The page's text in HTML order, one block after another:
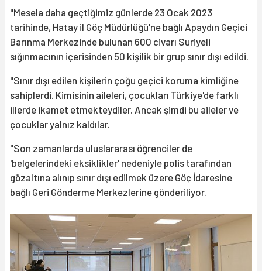
"Mesela daha geçtiğimiz günlerde 23 Ocak 2023
tarihinde, Hatay il Göç Müdürlüğü'ne bağlı Apaydın Geçici
Barınma Merkezinde bulunan 600 civarı Suriyeli
sığınmacının içerisinden 50 kişilik bir grup sınır dışı edildi.
"Sınır dışı edilen kişilerin çoğu geçici koruma kimliğine
sahiplerdi. Kimisinin aileleri, çocukları Türkiye'de farklı
illerde ikamet etmekteydiler. Ancak şimdi bu aileler ve
çocuklar yalnız kaldılar.
"Son zamanlarda uluslararası öğrenciler de
'belgelerindeki eksiklikler' nedeniyle polis tarafından
gözaltına alınıp sınır dışı edilmek üzere Göç İdaresine
bağlı Geri Gönderme Merkezlerine gönderiliyor.